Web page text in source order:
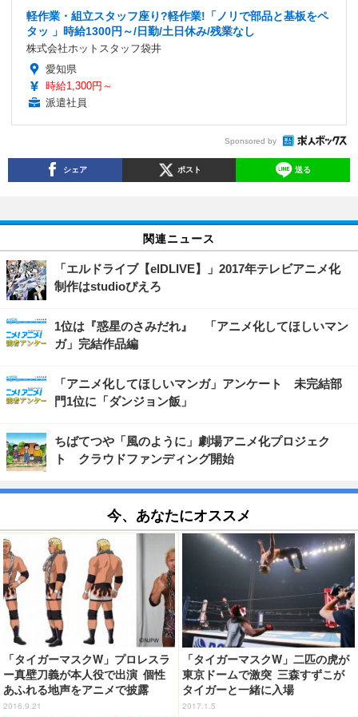
軽作業・組立スタッフ座り?軽作業!「ノリで部品と基板をペ
タッ 」時給1300円～/日勤/土日休み/残業なし
株式会社ホットスタッフ袋井
愛知県
時給1,300円～
派遣社員
Sponsored by
シェア ポスト 送る
関連ニュース
「エルドライブ【elDLIVE】」2017年テレビアニメ化
制作はstudioぴえろ
1位は『惑星のさみだれ』 「アニメ化してほしいマン
ガ」完結作品編
「アニメ化してほしいマンガ」アンケート 未完結部
門1位に「ダンジョン飯」
ちばてつや「風のように」劇場アニメ化プロジェク
ト クラウドファンディング開始
今、あなたにオススメ
「タイガーマスクW」プロレスラ
ー真壁刀義が本人役で出演 個性
あふれる地声をアニメで披露
2016.9.21
「タイガーマスクW」二匹の虎が
東京ドームで激突 三森すずこが
タイガーと一緒に入場
2017.1.5